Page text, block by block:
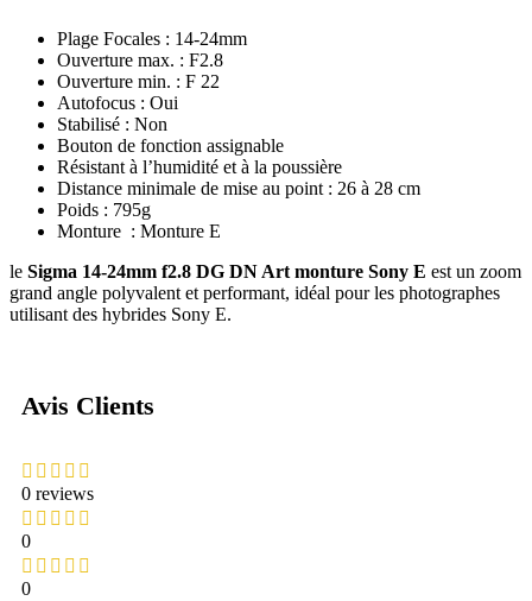
Plage Focales : 14-24mm
Ouverture max. : F2.8
Ouverture min. : F 22
Autofocus : Oui
Stabilisé : Non
Bouton de fonction assignable
Résistant à l’humidité et à la poussière
Distance minimale de mise au point : 26 à 28 cm
Poids : 795g
Monture : Monture E
le Sigma 14-24mm f2.8 DG DN Art monture Sony E est un zoom
grand angle polyvalent et performant, idéal pour les photographes
utilisant des hybrides Sony E.
Avis Clients
0 reviews
0
0